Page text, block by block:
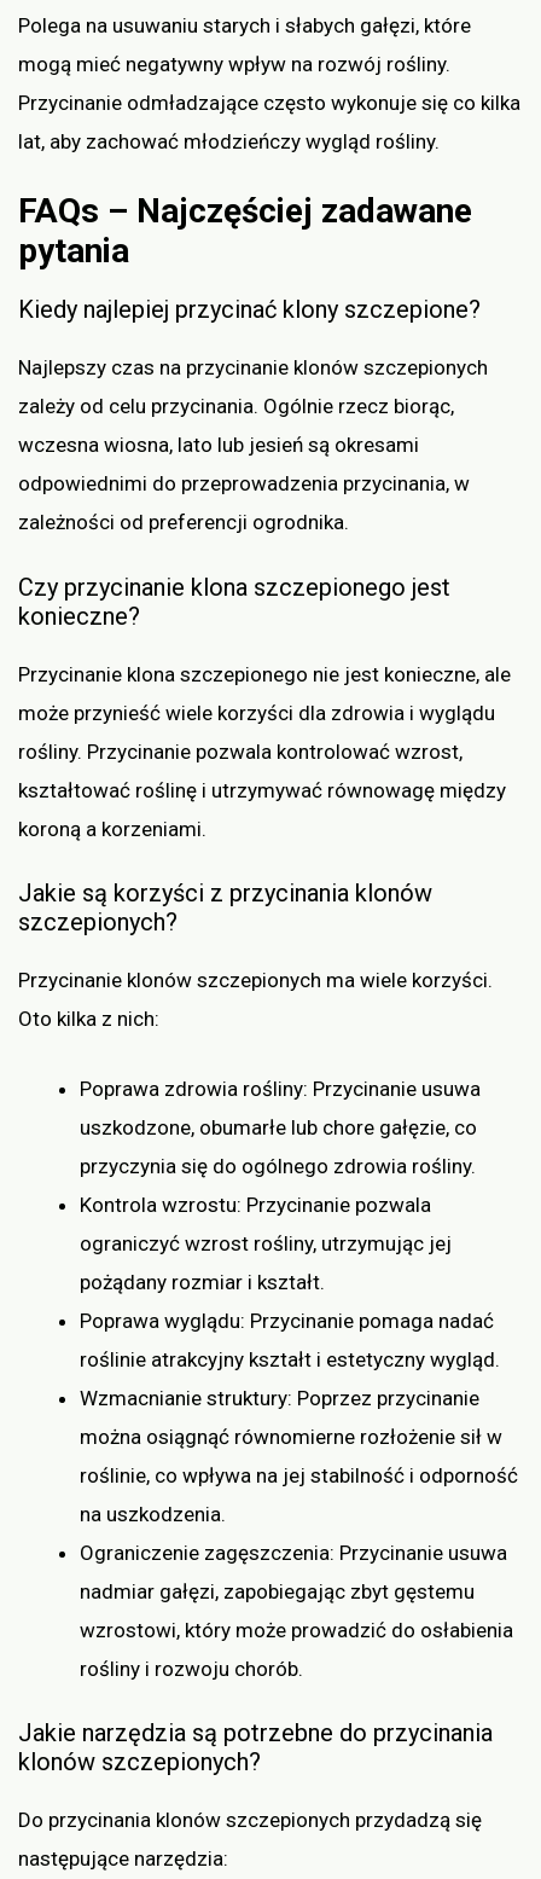
Polega na usuwaniu starych i słabych gałęzi, które
mogą mieć negatywny wpływ na rozwój rośliny.
Przycinanie odmładzające często wykonuje się co kilka
lat, aby zachować młodzieńczy wygląd rośliny.
FAQs – Najczęściej zadawane
pytania
Kiedy najlepiej przycinać klony szczepione?
Najlepszy czas na przycinanie klonów szczepionych
zależy od celu przycinania. Ogólnie rzecz biorąc,
wczesna wiosna, lato lub jesień są okresami
odpowiednimi do przeprowadzenia przycinania, w
zależności od preferencji ogrodnika.
Czy przycinanie klona szczepionego jest
konieczne?
Przycinanie klona szczepionego nie jest konieczne, ale
może przynieść wiele korzyści dla zdrowia i wyglądu
rośliny. Przycinanie pozwala kontrolować wzrost,
kształtować roślinę i utrzymywać równowagę między
koroną a korzeniami.
Jakie są korzyści z przycinania klonów
szczepionych?
Przycinanie klonów szczepionych ma wiele korzyści.
Oto kilka z nich:
Poprawa zdrowia rośliny: Przycinanie usuwa
uszkodzone, obumarłe lub chore gałęzie, co
przyczynia się do ogólnego zdrowia rośliny.
Kontrola wzrostu: Przycinanie pozwala
ograniczyć wzrost rośliny, utrzymując jej
pożądany rozmiar i kształt.
Poprawa wyglądu: Przycinanie pomaga nadać
roślinie atrakcyjny kształt i estetyczny wygląd.
Wzmacnianie struktury: Poprzez przycinanie
można osiągnąć równomierne rozłożenie sił w
roślinie, co wpływa na jej stabilność i odporność
na uszkodzenia.
Ograniczenie zagęszczenia: Przycinanie usuwa
nadmiar gałęzi, zapobiegając zbyt gęstemu
wzrostowi, który może prowadzić do osłabienia
rośliny i rozwoju chorób.
Jakie narzędzia są potrzebne do przycinania
klonów szczepionych?
Do przycinania klonów szczepionych przydadzą się
następujące narzędzia: